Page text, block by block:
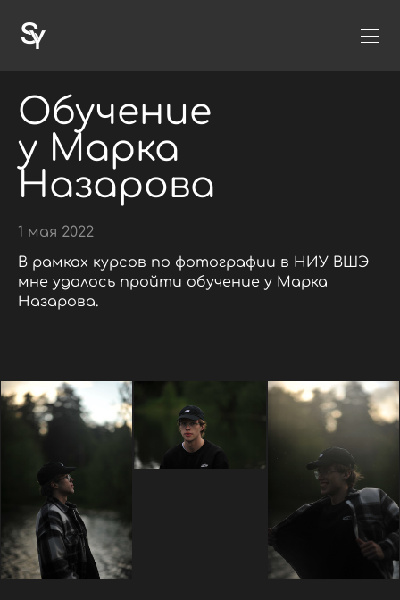
Обучение
у Марка
Назарова
1 мая 2022
В рамках курсов по фотографии в НИУ ВШЭ
мне удалось пройти обучение у Марка
Назарова.